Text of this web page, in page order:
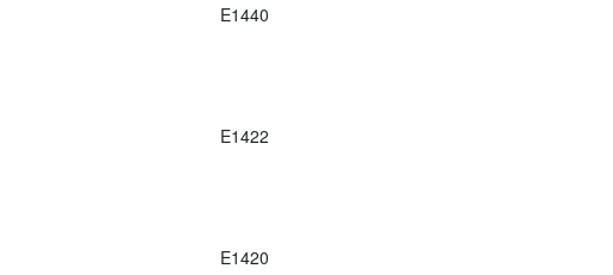
E1440
E1422
E1420